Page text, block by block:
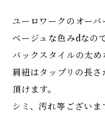
ユーロワークのオーバ
ベージュな色みdなの
バックスタイルの太め
肩紐はタップリの長
頂けます。
シミ、汚れ等ございま